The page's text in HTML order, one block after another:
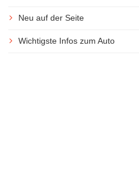
Neu auf der Seite
Wichtigste Infos zum Auto